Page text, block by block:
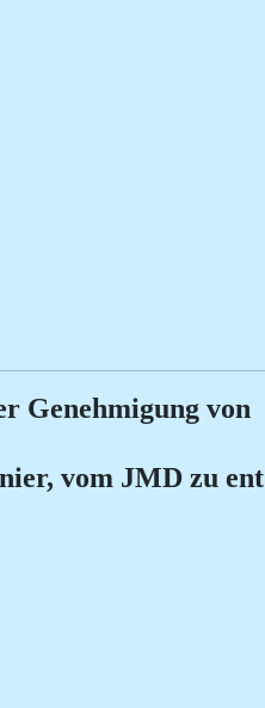
Genehmigung von
vom JMD zu